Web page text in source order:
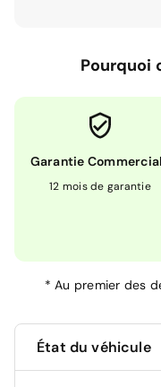
Pourquoi
Garantie
12 mois de garantie
*Au premier des
État du véhicule